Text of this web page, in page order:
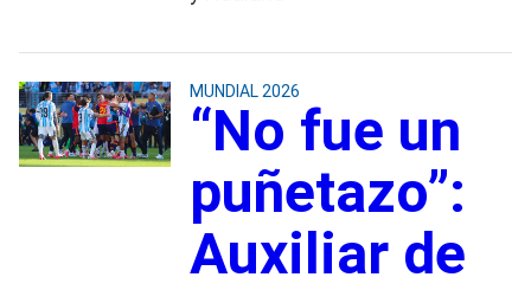
MUNDIAL 2026
“No fue un
puñetazo”:
Auxiliar de